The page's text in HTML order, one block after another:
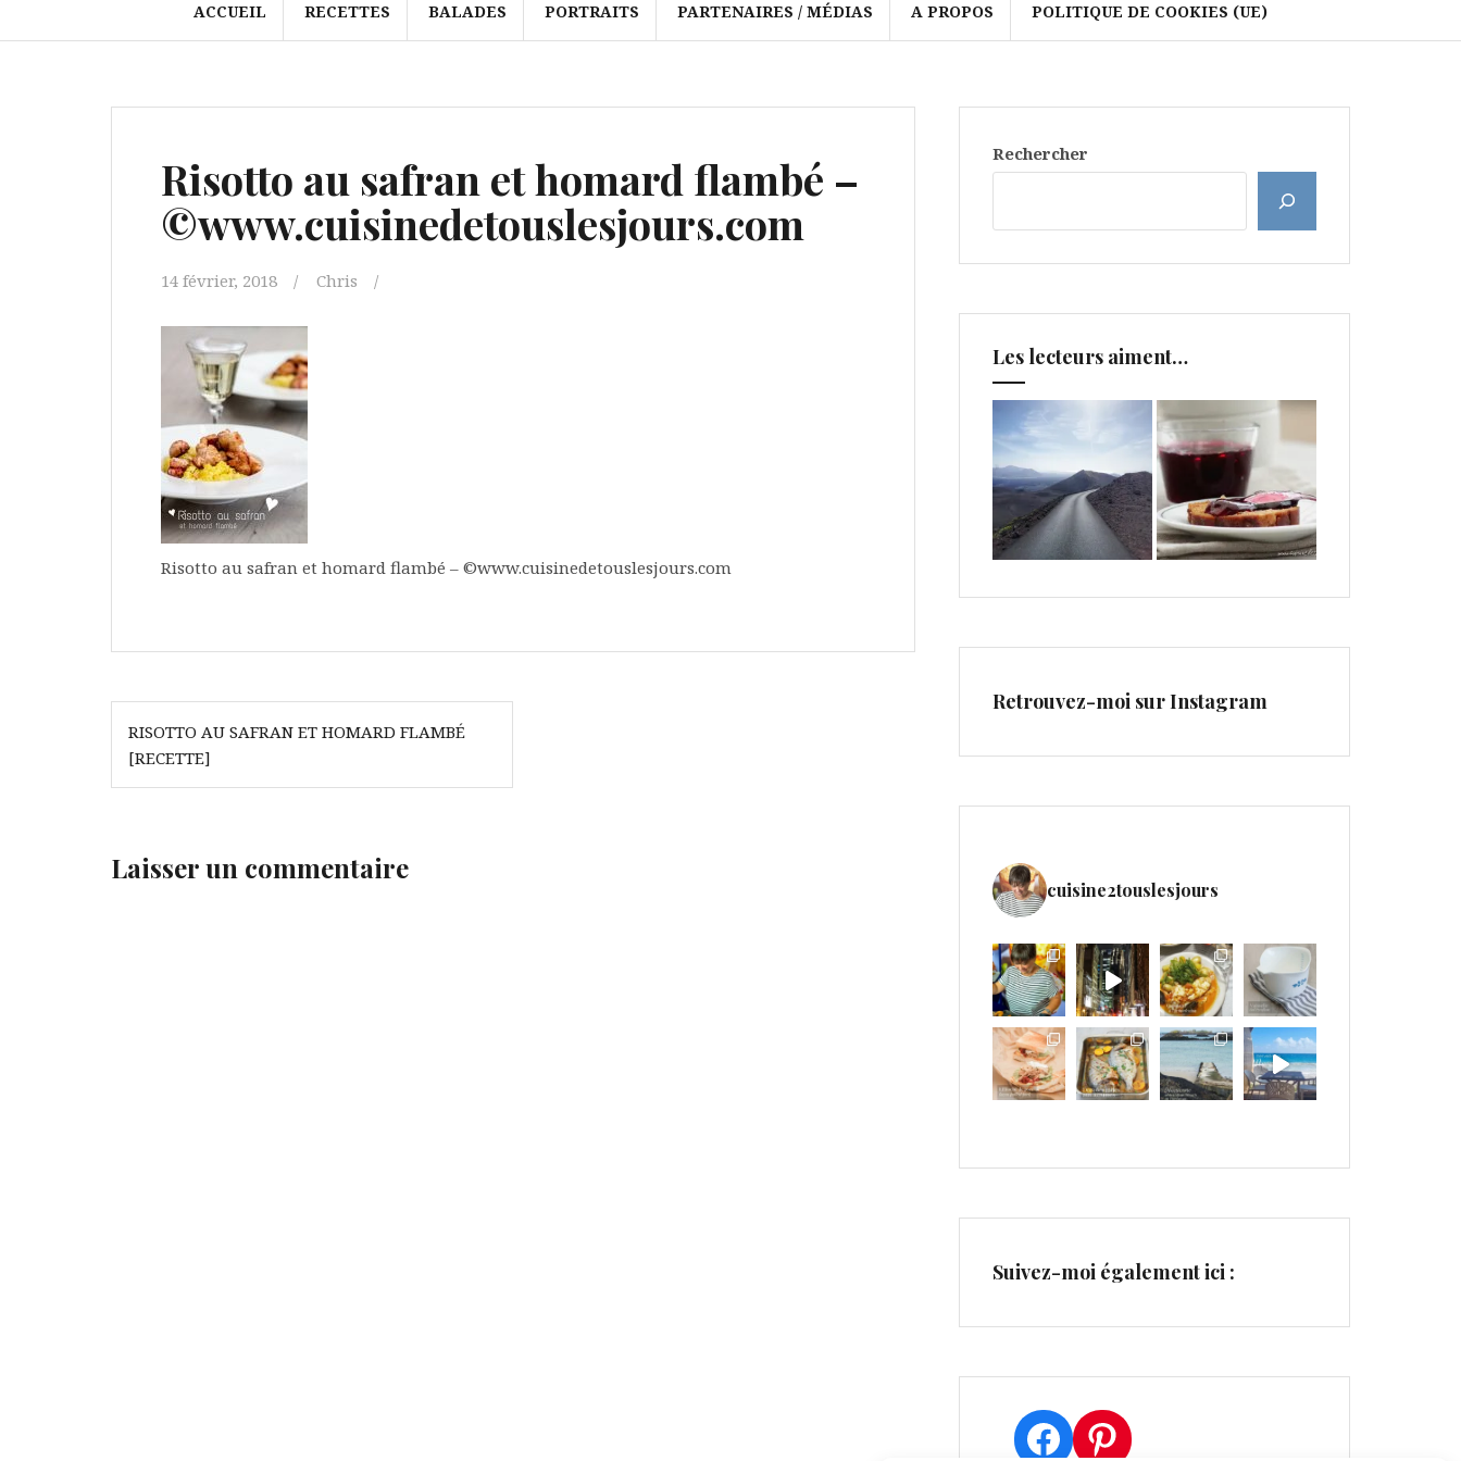
ACCUEIL RECETTES BALADES PORTRAITS PARTENAIRES / MÉDIAS A PROPOS POLITIQUE DE COOKIES (UE)
Risotto au safran et homard flambé –
©www.cuisinedetouslesjours.com
14 février, 2018 Chris
Risotto au safran et homard flambé – ©www.cuisinedetouslesjours.com
Navigation
de
l’article
RISOTTO AU SAFRAN ET HOMARD FLAMBÉ
[RECETTE]
Laisser un commentaire
Rechercher
Les lecteurs aiment…
Retrouvez-moi sur Instagram
cuisine2touslesjours
Suivez-moi également ici :
Facebook
Pinterest